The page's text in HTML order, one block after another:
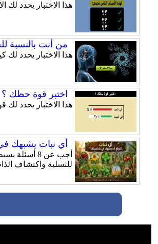
هذا الاختبار يحدد
من أنت بالنسبة
هذا الاختبار يحدد
اختبر قوة حظك ؟
هذا الاختبار يحدد
أي نبات يشبهك
أجب عن 8
للتسلية واكتشاف